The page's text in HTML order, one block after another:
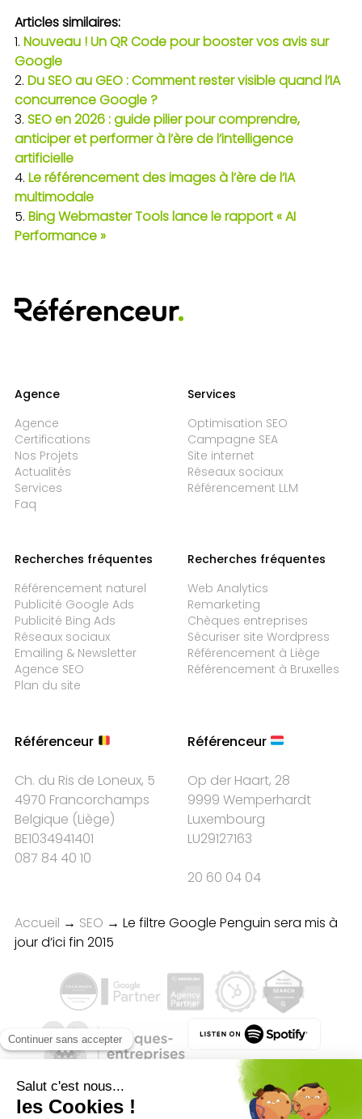
Articles similaires:
Nouveau ! Un QR Code pour booster vos avis sur
Google
Du SEO au GEO : Comment rester visible quand l’IA
concurrence Google ?
SEO en 2026 : guide pilier pour comprendre,
anticiper et performer à l’ère de l’intelligence
artificielle
Le référencement des images à l’ère de l’IA
multimodale
Bing Webmaster Tools lance le rapport « AI
Performance »
Agence
Agence
Certifications
Nos Projets
Actualités
Services
Faq
Services
Optimisation SEO
Campagne SEA
Site internet
Réseaux sociaux
Référencement LLM
Recherches fréquentes
Référencement naturel
Publicité Google Ads
Publicité Bing Ads
Réseaux sociaux
Emailing & Newsletter
Agence SEO
Plan du site
Recherches fréquentes
Web Analytics
Remarketing
Chèques entreprises
Sécuriser site Wordpress
Référencement à Liège
Référencement à Bruxelles
Référenceur
Ch. du Ris de Loneux, 5
4970 Francorchamps
Belgique (Liège)
BE1034941401
087 84 40 10
Référenceur
Op der Haart, 28
9999 Wemperhardt
Luxembourg
LU29127163
20 60 04 04
Accueil → SEO → Le filtre Google Penguin sera mis à
jour d’ici fin 2015
Qualité des campagnes en
marketing digital :